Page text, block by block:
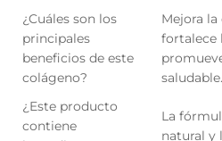
¿Cuáles son los
principales
beneficios de este
colágeno?
Mejora
fortalece
saludable.
¿Este producto
contiene
La
natural y